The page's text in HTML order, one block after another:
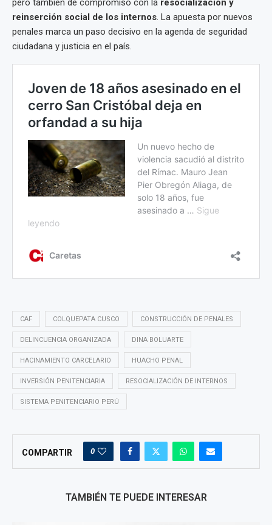
pero también de compromiso con la resocialización y
reinserción social de los internos. La apuesta por nuevos
penales marca un paso decisivo en la agenda de seguridad
ciudadana y justicia en el país.
CAF COLQUEPATA CUSCO CONSTRUCCIÓN DE PENALES
DELINCUENCIA ORGANIZADA DINA BOLUARTE
HACINAMIENTO CARCELARIO HUACHO PENAL
INVERSIÓN PENITENCIARIA RESOCIALIZACIÓN DE INTERNOS
SISTEMA PENITENCIARIO PERÚ
COMPARTIR 0
TAMBIÉN TE PUEDE INTERESAR